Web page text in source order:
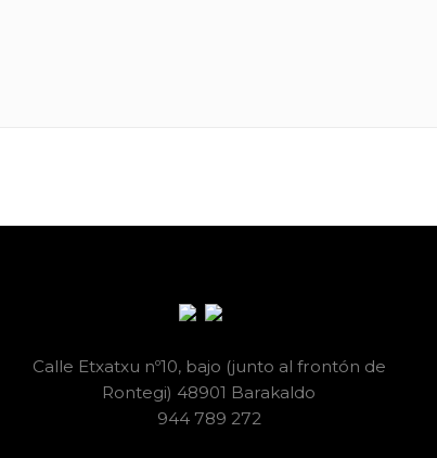
Calle Etxatxu nº10, bajo (junto al frontón de
Rontegi) 48901 Barakaldo
944 789 272